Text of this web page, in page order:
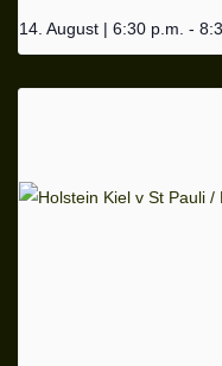
14. August | 6:30 p.m. -